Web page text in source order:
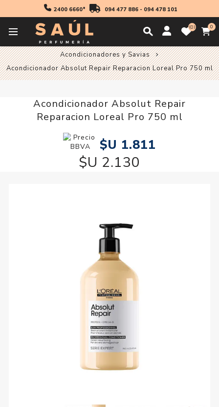
2400 6660* 094 477 886- 094 478 101
0 0
Profesionales
Acondicionadores y Savias
Acondicionador Absolut Repair Reparacion Loreal Pro 750 ml
Acondicionador Absolut Repair
Reparacion Loreal Pro 750 ml
$U 1.811
$U 2.130